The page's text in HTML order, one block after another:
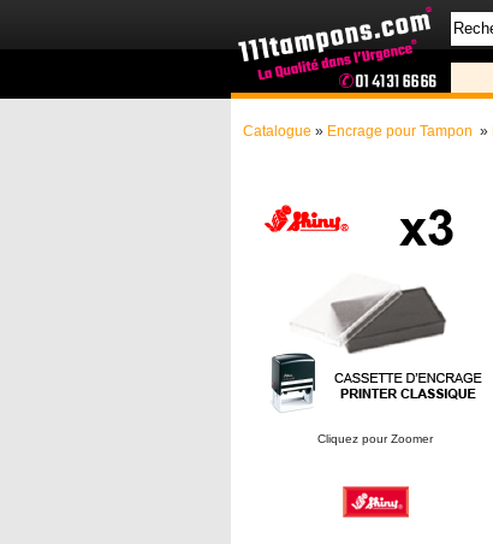
Catalogue » Encrage pour Tampon »
Cliquez pour Zoomer